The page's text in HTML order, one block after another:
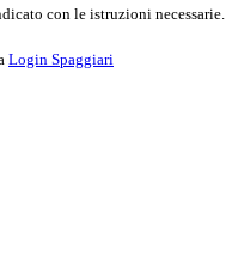
con le istruzioni necessarie.
Login Spaggiari